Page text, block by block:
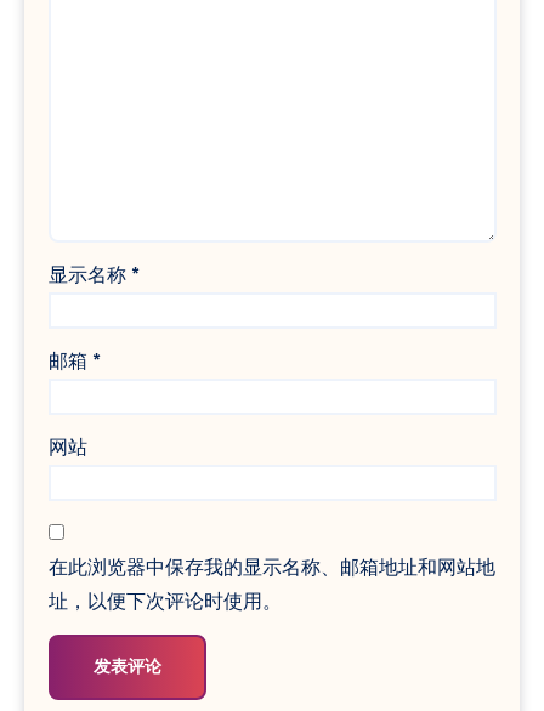
显示名称 *
邮箱 *
网站
在此浏览器中保存我的显示名称、邮箱地址和网站地
址，以便下次评论时使用。